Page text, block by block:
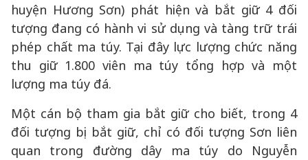
huyện Hương Sơn) phát hiện và bắt giữ 4 đối
tượng đang có hành vi sử dụng và tàng trữ trái
phép chất ma túy. Tại đây lực lượng chức năng
thu giữ 1.800 viên ma túy tổng hợp và một
lượng ma túy đá.
Một cán bộ tham gia bắt giữ cho biết, trong 4
đối tượng bị bắt giữ, chỉ có đối tượng Sơn liên
quan trong đường dây ma túy do Nguyễn